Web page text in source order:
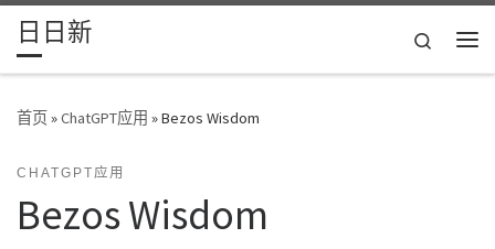
Skip to content
日日新
Search
首页»ChatGPT应用 »Bezos Wisdom
CHATGPT应用
Bezos Wisdom